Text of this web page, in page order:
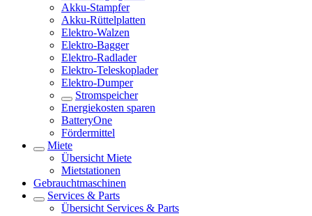
Akku-Stampfer
Akku-Rüttelplatten
Elektro-Walzen
Elektro-Bagger
Elektro-Radlader
Elektro-Teleskoplader
Elektro-Dumper
Stromspeicher
Energiekosten sparen
BatteryOne
Fördermittel
Miete
Übersicht Miete
Mietstationen
Gebrauchtmaschinen
Services & Parts
Übersicht Services & Parts